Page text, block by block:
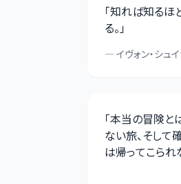
「知れば知るほ
る。」
— イヴォン・シュ
「本当の冒険と
ない旅、そして
は帰ってこられ